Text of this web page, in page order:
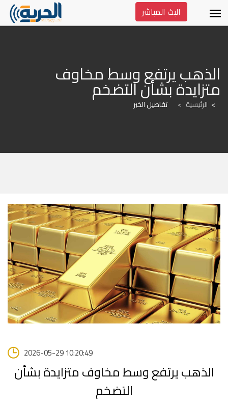
البث المباشر
متزايدة بشأن التضخم
الرئيسية > تفاصيل الخبر
2026-05-29 10:20:49
الذهب يرتفع وسط مخاوف متزايدة بشأن
التضخم